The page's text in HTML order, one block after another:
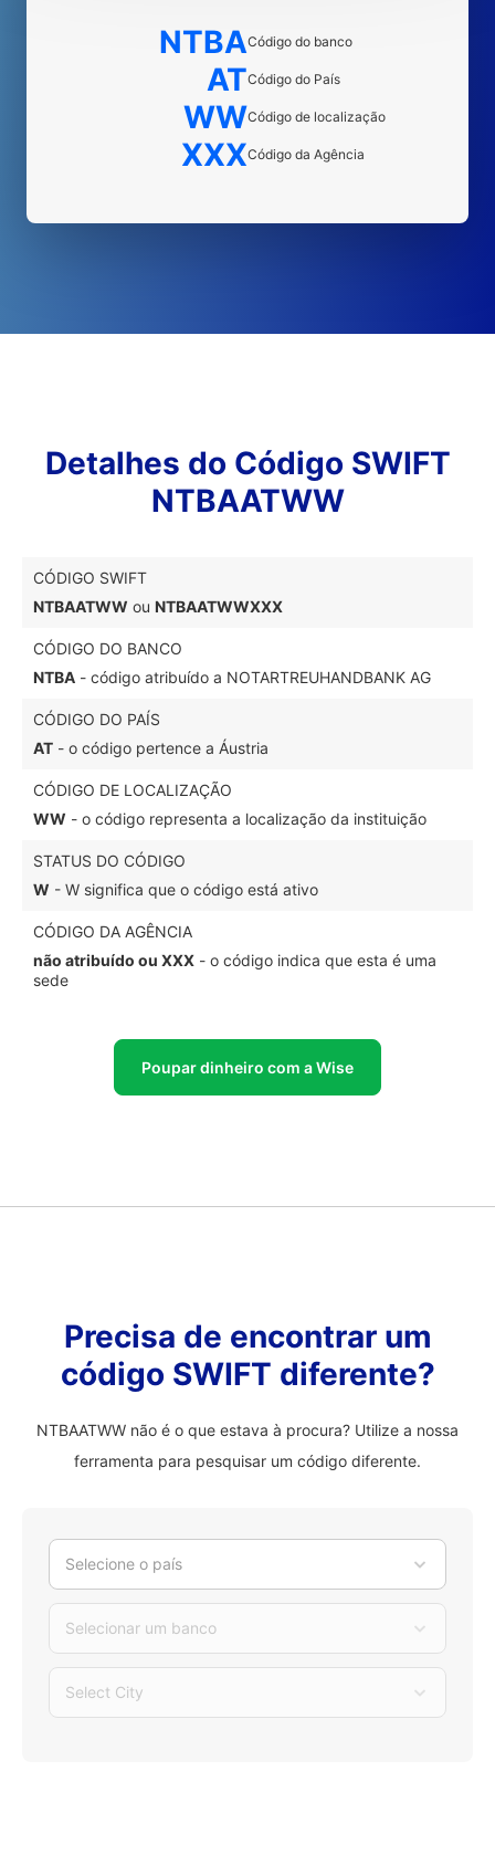
NTBACódigo do banco
ATCódigo do País
WWCódigo de localização
XXXCódigo da Agência
Detalhes do Código SWIFT
NTBAATWW
CÓDIGO SWIFT
NTBAATWW ou NTBAATWWXXX
CÓDIGO DO BANCO
NTBA - código atribuído a NOTARTREUHANDBANK AG
CÓDIGO DO PAÍS
AT - o código pertence a Áustria
CÓDIGO DE LOCALIZAÇÃO
WW - o código representa a localização da instituição
STATUS DO CÓDIGO
W - W significa que o código está ativo
CÓDIGO DA AGÊNCIA
não atribuído ou XXX - o código indica que esta é uma
sede
Poupar dinheiro com a Wise
Precisa de encontrar um
código SWIFT diferente?
NTBAATWW não é o que estava à procura? Utilize a nossa
ferramenta para pesquisar um código diferente.
Selecione o país
Selecionar um banco
Select City